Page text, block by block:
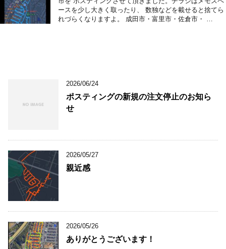
ースを少し大きく取ったり、 数独などを載せると捨てら
れづらくなりますよ。 成田市・富里市・佐倉市・ …
2026/06/24
ポスティングの新規の注文停止のお知ら
せ
2026/05/27
親近感
2026/05/26
ありがとうございます！